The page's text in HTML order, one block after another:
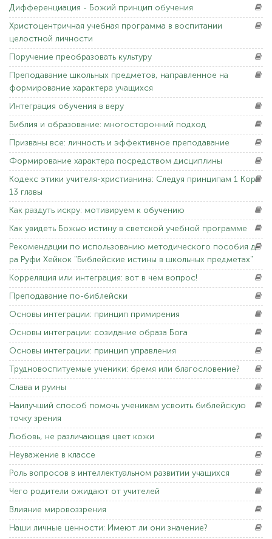
Дифференциация - Божий принцип обучения
Христоцентричная учебная программа в воспитании
целостной личности
Поручение преобразовать культуру
Преподавание школьных предметов, направленное на
формирование характера учащихся
Интеграция обучения в веру
Библия и образование: многосторонний подход
Призваны все: личность и эффективное преподавание
Формирование характера посредством дисциплины
Кодекс этики учителя-христианина: Следуя принципам 1 Кор.
13 главы
Как раздуть искру: мотивируем к обучению
Как увидеть Божью истину в светской учебной программе
Рекомендации по использованию методического пособия д-
ра Руфи Хейкок "Библейские истины в школьных предметах"
Корреляция или интеграция: вот в чем вопрос!
Преподавание по-библейски
Основы интеграции: принцип примирения
Основы интеграции: созидание образа Бога
Основы интеграции: принцип управления
Трудновоспитуемые ученики: бремя или благословение?
Слава и руины
Наилучший способ помочь ученикам усвоить библейскую
точку зрения
Любовь, не различающая цвет кожи
Неуважение в классе
Роль вопросов в интеллектуальном развитии учащихся
Чего родители ожидают от учителей
Влияние мировоззрения
Наши личные ценности: Имеют ли они значение?